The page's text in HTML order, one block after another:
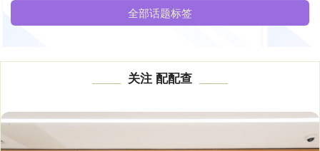
全部话题标签
关注 配配查